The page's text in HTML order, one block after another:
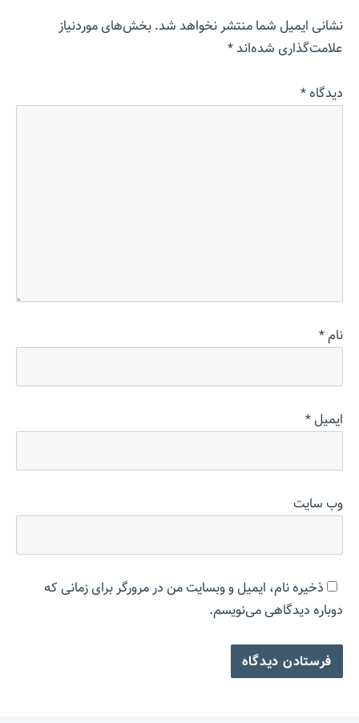
نشانی ایمیل شما منتشر نخواهد شد.بخش‌های موردنیاز
علامت‌گذاری شده‌اند*
دیدگاه*
نام*
ایمیل*
وب‌ سایت
ذخیره نام، ایمیل و وبسایت من در مرورگر برای زمانی که
دوباره دیدگاهی می‌نویسم.